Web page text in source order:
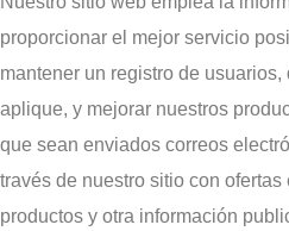
proporcionar el mejor servicio
mantener un registro de
aplique, y mejorar nuestros
que sean enviados correos
través de nuestro sitio con
productos y otra información